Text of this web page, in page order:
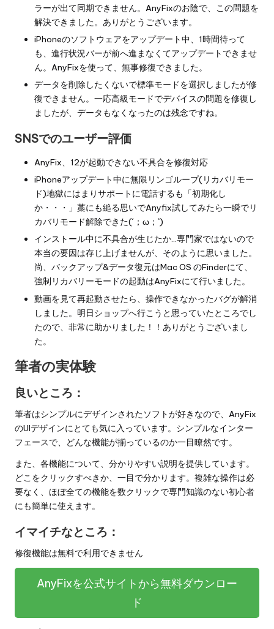
ラーが出て同期できません。AnyFixのお陰で、この問題を
解決できました。ありがとうございます。
iPhoneのソフトウェアをアップデート中、1時間待って
も、進行状況バーが前へ進まなくてアップデートできませ
ん。AnyFixを使って、無事修復できました。
データを削除したくないで標準モードを選択しましたが修
復できません。一応高級モードでデバイスの問題を修復し
ましたが、データもなくなったのは残念ですね。
SNSでのユーザー評価
AnyFix、12が起動できない不具合を修復対応
iPhoneアップデート中に無限リンゴループ(リカバリモー
ド)地獄にはまりサポートに電話するも「初期化し
か・・・」藁にも縋る思いでAnyfix試してみたら一瞬でリ
カバリモード解除できた(´；ω；`)
インストール中に不具合が生じたか…専門家ではないので
本当の要因は存じ上げませんが、そのように思いました。
尚、バックアップ&データ復元はMac OS のFinderにて、
強制リカバリーモードの起動はAnyFixにて行いました。
動画を見て再起動させたら、操作できなかったバグが解消
しました。明日ショップへ行こうと思っていたところでし
たので、非常に助かりました！！ありがとうございまし
た。
筆者の実体験
良いところ：
筆者はシンプルにデザインされたソフトが好きなので、AnyFix
のUIデザインにとても気に入っています。シンプルなインター
フェースで、どんな機能が揃っているのか一目瞭然です。
また、各機能について、分かりやすい説明を提供しています。
どこをクリックすべきか、一目で分かります。複雑な操作は必
要なく、ほぼ全ての機能を数クリックで専門知識のない初心者
にも簡単に使えます。
イマイチなところ：
修復機能は無料で利用できません
AnyFixを公式サイトから無料ダウンロー
ド